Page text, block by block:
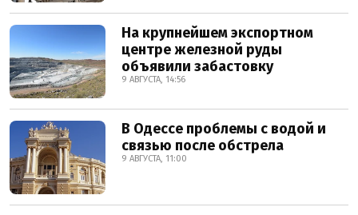
На крупнейшем экспортном
центре железной руды
объявили забастовку
9 АВГУСТА, 14:56
В Одессе проблемы с водой и
связью после обстрела
9 АВГУСТА, 11:00